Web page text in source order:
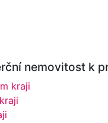
nemovitost k
kraji